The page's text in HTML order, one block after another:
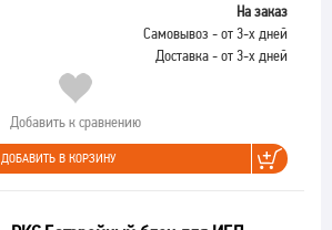
На заказ
Самовывоз - от 3-х дней
Доставка - от 3-х дней
Добавить к сравнению
ДОБАВИТЬ В КОРЗИНУ